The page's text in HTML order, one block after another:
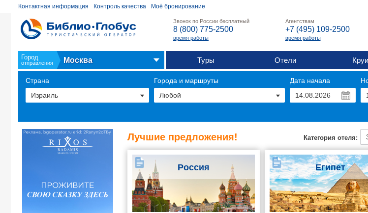
Контактная информация Контроль качества Моё бронирование
Звонок по России бесплатный
8 (800) 775-2500
время работы
Агентствам
+7 (495) 109-2500
время работы
Город
отправления Москва Туры Отели
Страна Города и маршруты Дата начала
Лучшие предложения! Категория отеля:
Россия Египет